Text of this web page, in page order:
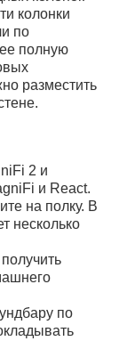
колонки
по
полную
разместить
2 и
и React.
на полку. В
несколько
по